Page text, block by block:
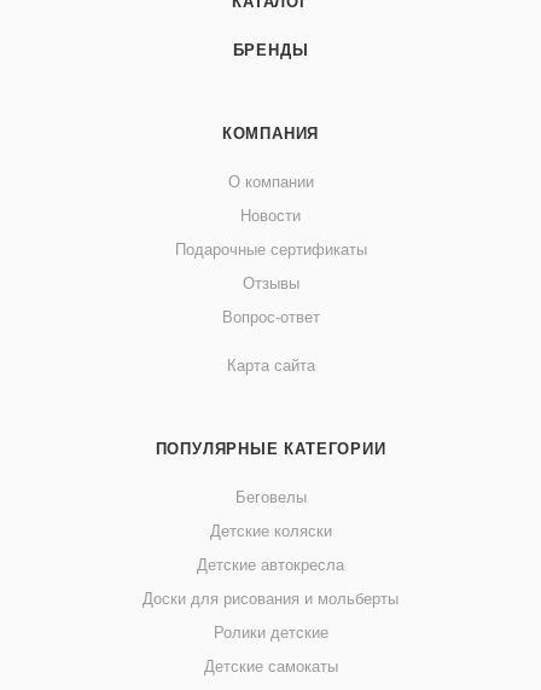
БРЕНДЫ
КОМПАНИЯ
О компании
Новости
Подарочные сертификаты
Отзывы
Вопрос-ответ
Карта сайта
ПОПУЛЯРНЫЕ КАТЕГОРИИ
Беговелы
Детские коляски
Детские автокресла
Доски для рисования и мольберты
Ролики детские
Детские самокаты